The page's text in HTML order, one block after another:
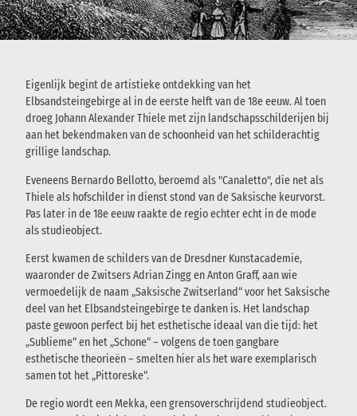
Eigenlijk begint de artistieke ontdekking van het
Elbsandsteingebirge al in de eerste helft van de 18e eeuw. Al toen
droeg Johann Alexander Thiele met zijn landschapsschilderijen bij
aan het bekendmaken van de schoonheid van het schilderachtig
grillige landschap.
Eveneens Bernardo Bellotto, beroemd als "Canaletto", die net als
Thiele als hofschilder in dienst stond van de Saksische keurvorst.
Pas later in de 18e eeuw raakte de regio echter echt in de mode
als studieobject.
Eerst kwamen de schilders van de Dresdner Kunstacademie,
waaronder de Zwitsers Adrian Zingg en Anton Graff, aan wie
vermoedelijk de naam „Saksische Zwitserland“ voor het Saksische
deel van het Elbsandsteingebirge te danken is. Het landschap
paste gewoon perfect bij het esthetische ideaal van die tijd: het
„Sublieme“ en het „Schone“ – volgens de toen gangbare
esthetische theorieën – smelten hier als het ware exemplarisch
samen tot het „Pittoreske“.
De regio wordt een Mekka, een grensoverschrijdend studieobject.